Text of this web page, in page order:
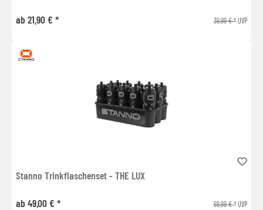
ab 21,90 € * 39,99 € *UVP
Stanno Trinkflaschenset - THE LUX
ab 49,00 € * 69,99 € *UVP